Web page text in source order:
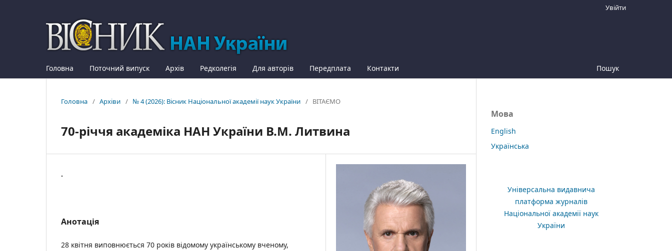
Головна Поточний випуск Архів Редколегія Для авторів Передплата Контакти Пошук
Увійти
Головна / Архіви / № 4 (2026): Вісник Національної академії наук України / ВІТАЄМО
70-річчя академіка НАН України В.М. Литвина
.
Анотація
28 квітня виповнюється 70 років відомому українському вченому,
Мова
English
Українська
Універсальна видавнича
платформа журналів
Національної академії наук
України